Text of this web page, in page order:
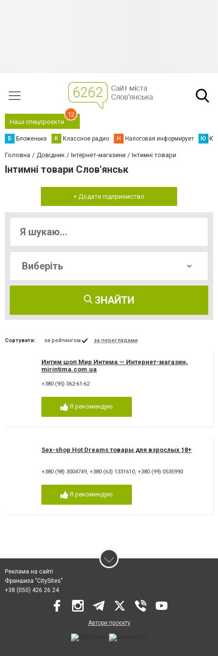
Наші спецпроєкти
12
Б Бложенька К Классное радио Н Налоговая информирует Ю
Головна Довідник Інтернет-магазини Інтимні товари
Інтимні товари Слов'янськ
+ Додати підприємство
ЗНАЙТИ
Сортувати: за рейтингом за переглядами
Интим шоп Мир Интима — Интернет-магазин,
mirintima.com.ua
+380 (95) 062-61-62
Я рекомендую
Sex-shop Hot Dreams товары для взрослых 18+
+380 (98) 3004749, +380 (63) 1331610, +380 (99) 0535990
Я рекомендую
Реклама на сайті
Франшиза "CitySites"
+38 (050) 426 26 24
Автори проєкту